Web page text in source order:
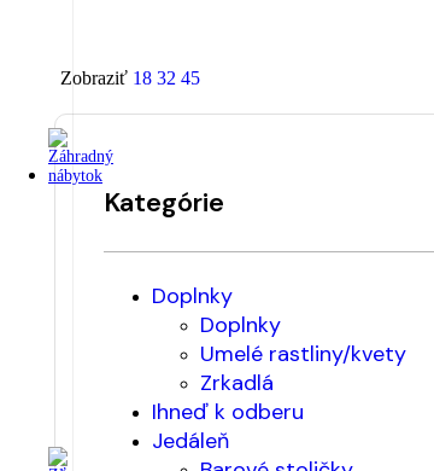
Zobraziť 18 32 45
Kategórie
Doplnky
Doplnky
Umelé rastliny/kvety
Zrkadlá
Ihneď k odberu
Jedáleň